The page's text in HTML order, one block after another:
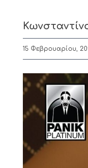
15 Φεβρουαρίου,
View
Larger
Image